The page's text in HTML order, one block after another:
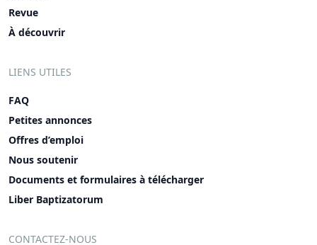
Revue
À découvrir
LIENS UTILES
FAQ
Petites annonces
Offres d’emploi
Nous soutenir
Documents et formulaires à télécharger
Liber Baptizatorum
CONTACTEZ-NOUS